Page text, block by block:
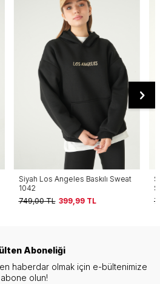
Siyah Cherry On Top Baskılı
Sweat 1041
749,00TL 399,99
Aboneliği
haberdar olmak için e-bültenimize
abone olun!